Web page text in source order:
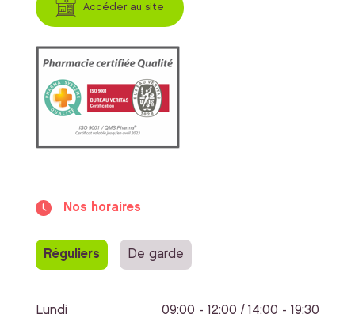
Accéder au site
Nos horaires
Réguliers De garde
Lundi 09:00 - 12:00 / 14:00 - 19:30